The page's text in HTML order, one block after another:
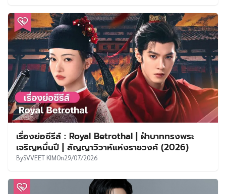
เรื่องย่อซีรีส์ : Royal Betrothal | ฝ่าบาททรงพระ
เจริญหมื่นปี | สัญญาวิวาห์แห่งราชวงศ์ (2026)
BySVVEET KIMOn29/07/2026